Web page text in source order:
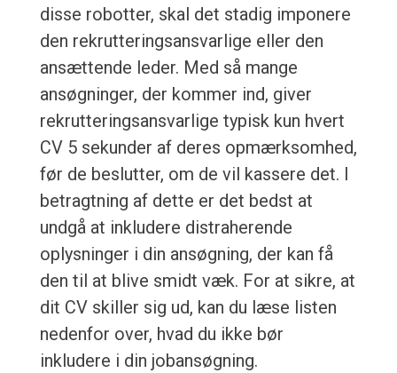
disse robotter, skal det stadig imponere
den rekrutteringsansvarlige eller den
ansættende leder. Med så mange
ansøgninger, der kommer ind, giver
rekrutteringsansvarlige typisk kun hvert
CV 5 sekunder af deres opmærksomhed,
før de beslutter, om de vil kassere det. I
betragtning af dette er det bedst at
undgå at inkludere distraherende
oplysninger i din ansøgning, der kan få
den til at blive smidt væk. For at sikre, at
dit CV skiller sig ud, kan du læse listen
nedenfor over, hvad du ikke bør
inkludere i din jobansøgning.